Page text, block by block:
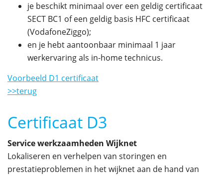
je beschikt minimaal over een geldig certificaat
SECT BC1 of een geldig basis HFC certificaat
(VodafoneZiggo);
en je hebt aantoonbaar minimaal 1 jaar
werkervaring als in-home technicus.
Voorbeeld D1 certificaat
>>terug
Certificaat D3
Service werkzaamheden Wijknet
Lokaliseren en verhelpen van storingen en
prestatieproblemen in het wijknet aan de hand van